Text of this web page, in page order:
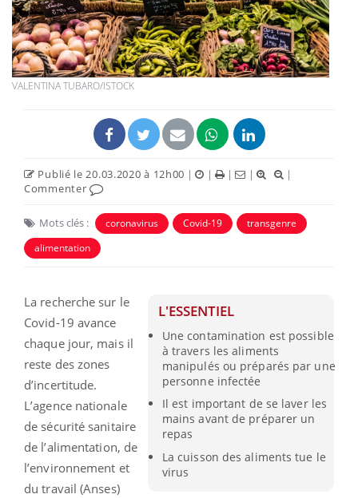
VALENTINA TUBARO/ISTOCK
Publié le 20.03.2020 à 12h00 | | | |
|
Commenter
Mots clés : coronavirus Covid-19
transgenre
alimentation
L'ESSENTIEL
Une contamination est possible
à travers les aliments
manipulés ou préparés par une
personne infectée
Il est important de se laver les
mains avant de préparer un
repas
La cuisson des aliments tue le
virus
La recherche sur le
Covid-19 avance
chaque jour, mais il
reste des zones
d’incertitude.
L’agence nationale
de sécurité sanitaire
de l’alimentation, de
l’environnement et
du travail (Anses)